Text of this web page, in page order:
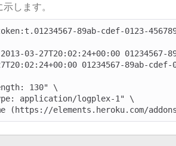
します。
89ab-cdef-0123-
01234567-89ab-